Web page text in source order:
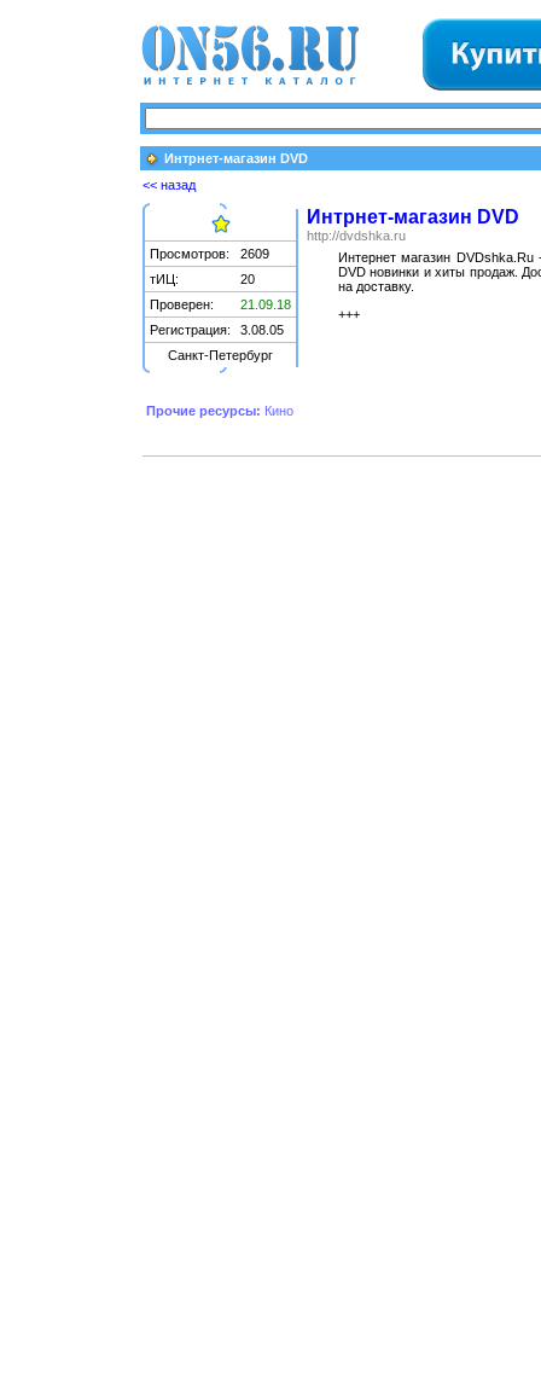
Интрнет-магазин DVD
<< назад
Просмотров:
2609
тИЦ:
20
Проверен:
21.09.18
Регистрация:
3.08.05
Санкт-Петербург
Интрнет-магазин DVD
http://dvdshka.ru
Интернет магазин
DVD новинки и хиты продаж.
на доставку.
+++
Прочие ресурсы: Кино